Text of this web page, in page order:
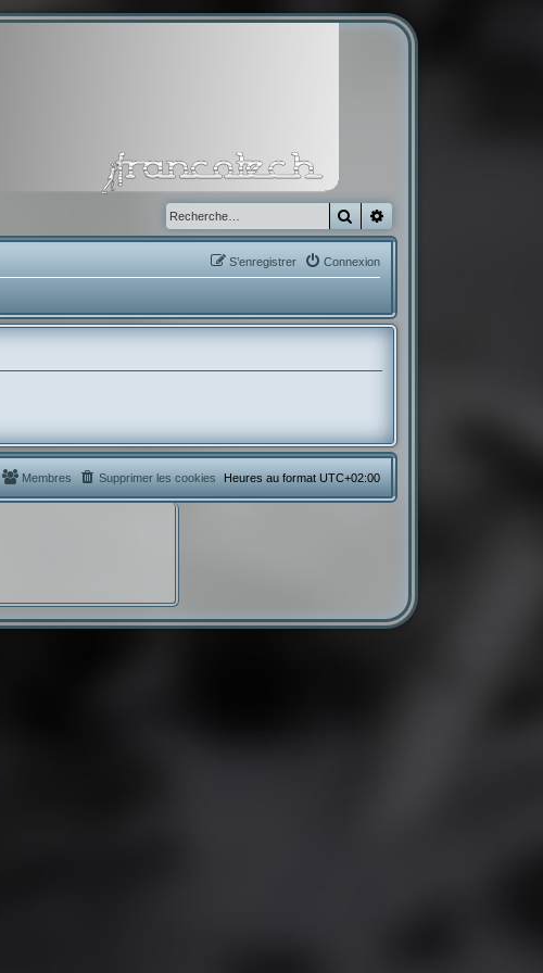
Rechercher
Connexion
S’enregistrer
Heures au format UTC+02:00
Supprimer les cookies
Membres